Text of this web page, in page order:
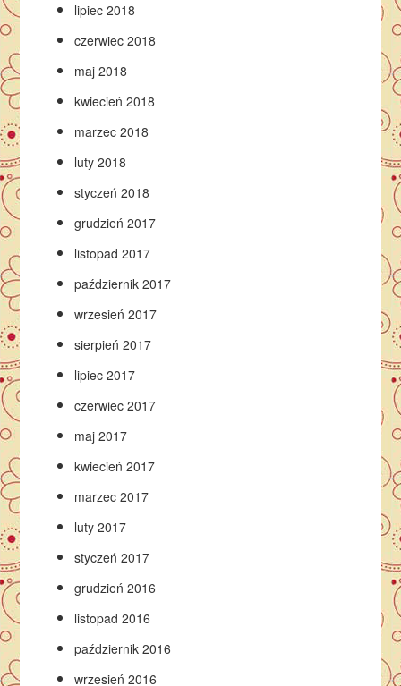
lipiec 2018
czerwiec 2018
maj 2018
kwiecień 2018
marzec 2018
luty 2018
styczeń 2018
grudzień 2017
listopad 2017
październik 2017
wrzesień 2017
sierpień 2017
lipiec 2017
czerwiec 2017
maj 2017
kwiecień 2017
marzec 2017
luty 2017
styczeń 2017
grudzień 2016
listopad 2016
październik 2016
wrzesień 2016